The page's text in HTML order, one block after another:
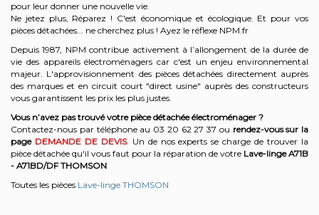
pour leur donner une nouvelle vie.
Ne jetez plus, Réparez ! C'est économique et écologique. Et pour vos
pièces détachées... ne cherchez plus ! Ayez le réflexe NPM.fr
Depuis 1987, NPM contribue activement à l’allongement de la durée de
vie des appareils électroménagers car c'est un enjeu environnemental
majeur. L'approvisionnement des pièces détachées directement auprès
des marques et en circuit court "direct usine" auprès des constructeurs
vous garantissent les prix les plus justes.
Vous n’avez pas trouvé votre pièce détachée électroménager ?
Contactez-nous par téléphone au 03 20 62 27 37 ou rendez-vous sur la
page DEMANDE DE DEVIS. Un de nos experts se charge de trouver la
pièce détachée qu'il vous faut pour la réparation de votre Lave-linge A71B
- A71BD/DF THOMSON
Toutes les pièces Lave-linge THOMSON